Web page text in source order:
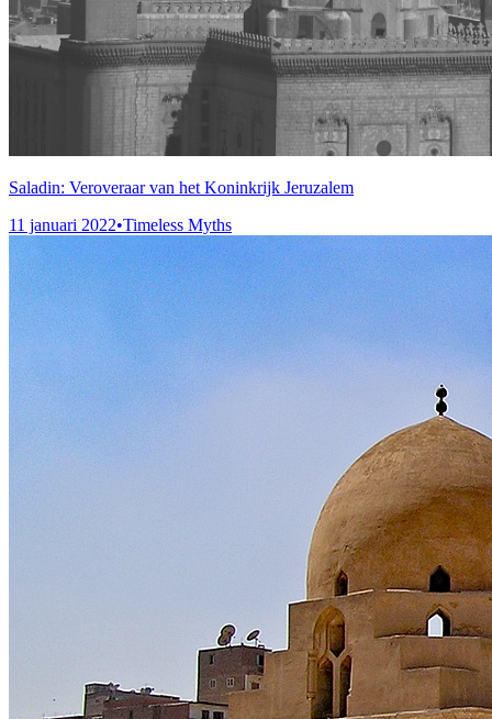
Saladin: Veroveraar van het Koninkrijk Jeruzalem
11 januari 2022•Timeless Myths